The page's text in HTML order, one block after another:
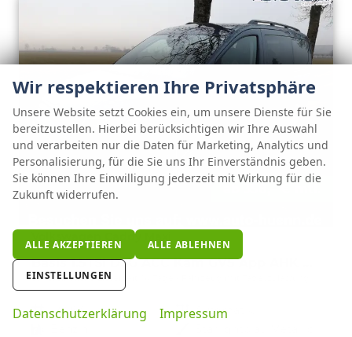
ab 358,– € mtl.
Volkswagen Caddy Maxi
unverbindliche Lieferzeit:
Fahrzeugnr. 127290 Getriebe Automatik
Wir respektieren Ihre Privatsphäre
Unsere Website setzt Cookies ein, um unsere Dienste für Sie
bereitzustellen. Hierbei berücksichtigen wir Ihre Auswahl
und verarbeiten nur die Daten für Marketing, Analytics und
Personalisierung, für die Sie uns Ihr Einverständnis geben.
Sie können Ihre Einwilligung jederzeit mit Wirkung für die
Zukunft widerrufen.
ALLE AKZEPTIEREN ALLE ABLEHNEN
EINSTELLUNGEN
Datenschutzerklärung Impressum